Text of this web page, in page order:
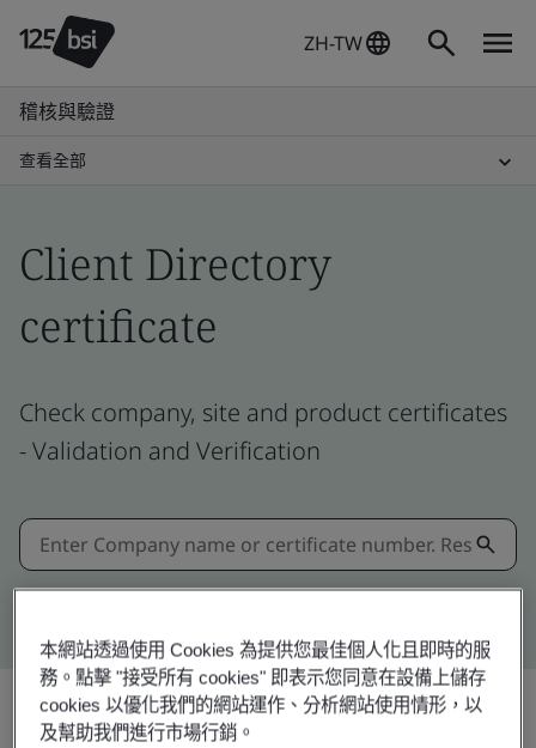
ZH-TW
稽核與驗證
查看全部
Client Directory
certificate
Check company, site and product certificates
- Validation and Verification
本網站透過使用 Cookies 為提供您最佳個人化且即時的服
務。點擊 "接受所有 cookies" 即表示您同意在設備上儲存
cookies 以優化我們的網站運作、分析網站使用情形，以
及幫助我們進行市場行銷。